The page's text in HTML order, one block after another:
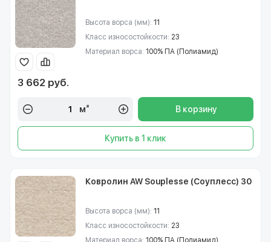
Высота ворса (мм): 11
Класс износостойкости: 23
Материал ворса: 100% ПА (Полиамид)
3 662 руб.
м² В корзину
Купить в 1 клик
Ковролин AW Souplesse (Соуплесс) 30
Высота ворса (мм): 11
Класс износостойкости: 23
Материал ворса: 100% ПА (Полиамид)